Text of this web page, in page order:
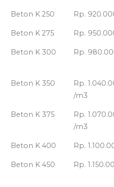
Beton K 250 Rp.
Beton K 275 Rp.
Beton K 300 Rp.
Beton K 350
Rp.
/m3
Beton K 375
Rp.
/m3
Beton K 400 Rp.
Beton K 450 Rp.